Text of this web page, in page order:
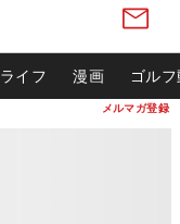
メルマガ登録
ライフ 漫画 ゴル